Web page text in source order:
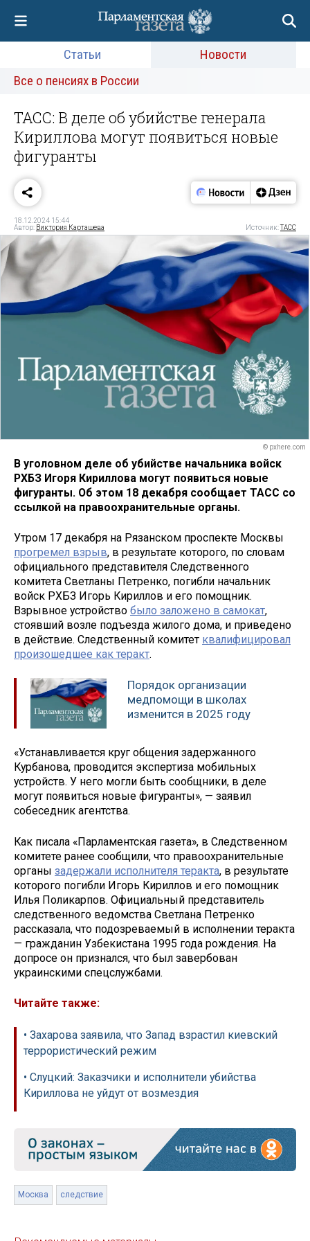
Статьи
Новости
Все о пенсиях в России
ТАСС: В деле об убийстве генерала
Кириллова могут появиться новые
фигуранты
18.12.2024 15:44
Автор: Виктория Карташева Источник:ТАСС
© pxhere.com
В уголовном деле об убийстве начальника войск
РХБЗ Игоря Кириллова могут появиться новые
фигуранты. Об этом 18 декабря сообщает ТАСС со
ссылкой на правоохранительные органы.
Утром 17 декабря на Рязанском проспекте Москвы
прогремел взрыв, в результате которого, по словам
официального представителя Следственного
комитета Светланы Петренко, погибли начальник
войск РХБЗ Игорь Кириллов и его помощник.
Взрывное устройство было заложено в самокат,
стоявший возле подъезда жилого дома, и приведено
в действие. Следственный комитет квалифицировал
произошедшее как теракт.
Порядок организации
медпомощи в школах
изменится в 2025 году
«Устанавливается круг общения задержанного
Курбанова, проводится экспертиза мобильных
устройств. У него могли быть сообщники, в деле
могут появиться новые фигуранты», — заявил
собеседник агентства.
Как писала «Парламентская газета», в Следственном
комитете ранее сообщили, что правоохранительные
органы задержали исполнителя теракта, в результате
которого погибли Игорь Кириллов и его помощник
Илья Поликарпов. Официальный представитель
следственного ведомства Светлана Петренко
рассказала, что подозреваемый в исполнении теракта
— гражданин Узбекистана 1995 года рождения. На
допросе он признался, что был завербован
украинскими спецслужбами.
Читайте также:
• Захарова заявила, что Запад взрастил киевский
террористический режим
• Слуцкий: Заказчики и исполнители убийства
Кириллова не уйдут от возмездия
Москва следствие